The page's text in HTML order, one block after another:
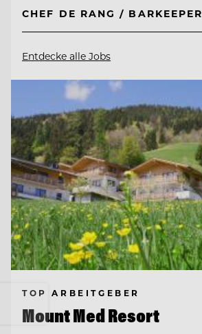
CHEF DE RANG / BARKEEPER
Entdecke alle Jobs
TOP ARBEITGEBER
Mount Med Resort